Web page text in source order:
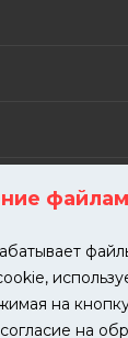
на
на
302-00-57